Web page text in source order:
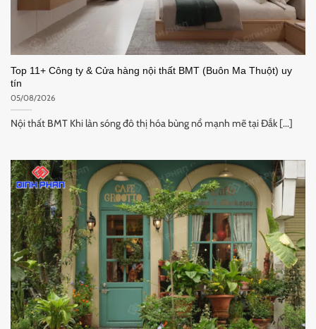
Top 11+ Công ty & Cửa hàng nội thất BMT (Buôn Ma Thuột) uy
tín
05/08/2026
Nội thất BMT Khi làn sóng đô thị hóa bùng nổ mạnh mẽ tại Đắk [...]